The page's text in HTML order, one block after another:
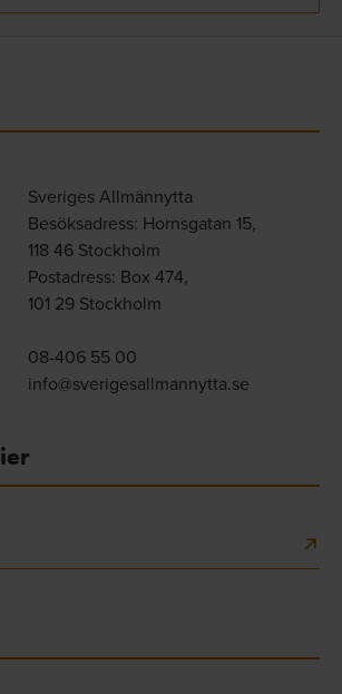
Sveriges Allmännytta
Besöksadress: Hornsgatan 15,
118 46 Stockholm
Postadress: Box 474,
101 29 Stockholm
08-406 55 00
info@sverigesallmannytta.se